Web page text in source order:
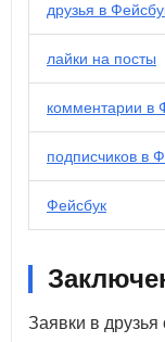
друзья в
лайки на посты
комментарии в
подписчиков в
Фейсбук
Заявки в